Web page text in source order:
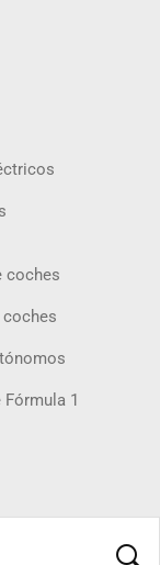
coches
Fórmula 1